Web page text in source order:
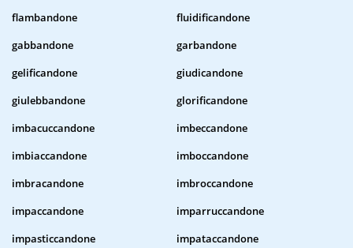
flambandone
fluidificandone
gabbandone
garbandone
gelificandone
giudicandone
giulebbandone
glorificandone
imbacuccandone
imbeccandone
imbiaccandone
imboccandone
imbracandone
imbroccandone
impaccandone
imparruccandone
impasticcandone
impataccandone